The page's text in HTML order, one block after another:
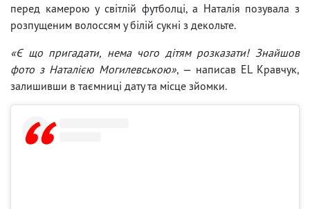
перед камерою у світлій футболці, а Наталія позувала з
розпущеним волоссям у білій сукні з декольте.
«Є що пригадати, нема чого дітям розказати! Знайшов
фото з Наталією Могилевською», — написав EL Кравчук,
залишивши в таємниці дату та місце зйомки.